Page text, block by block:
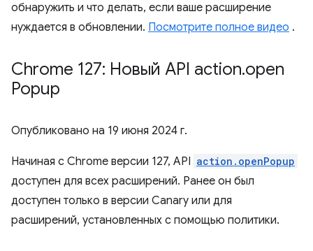
обнаружить и что делать, если ваше расширение
нуждается в обновлении. Посмотрите полное видео .
Chrome 127: Новый API action.open
Popup
Опубликовано на 19 июня 2024 г.
Начиная с Chrome версии 127, API action.openPopup
доступен для всех расширений. Ранее он был
доступен только в версии Canary или для
расширений, установленных с помощью политики.